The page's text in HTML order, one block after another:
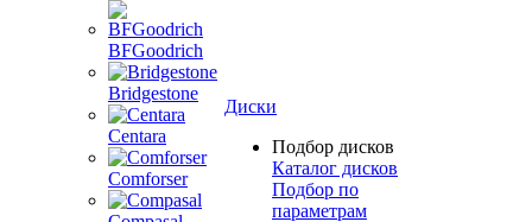
BFGoodrich
Bridgestone
Centara
Comforser
Диски
Подбор дисков
Каталог дисков
Подбор по
параметрам